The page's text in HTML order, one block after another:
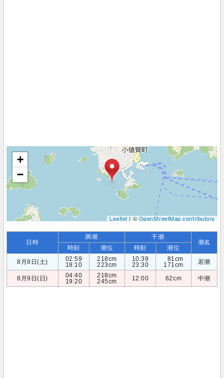
+
−
Leaflet| ©OpenStreetMap contributors
日時
満潮 干潮
潮名
時刻 潮位 時刻
潮位
8月8日(土)
02:59
18:10
218cm
223cm
10:39
23:30
81cm
171cm
若潮
8月9日(日)
04:40
19:20
218cm
245cm
12:00 62cm 中潮